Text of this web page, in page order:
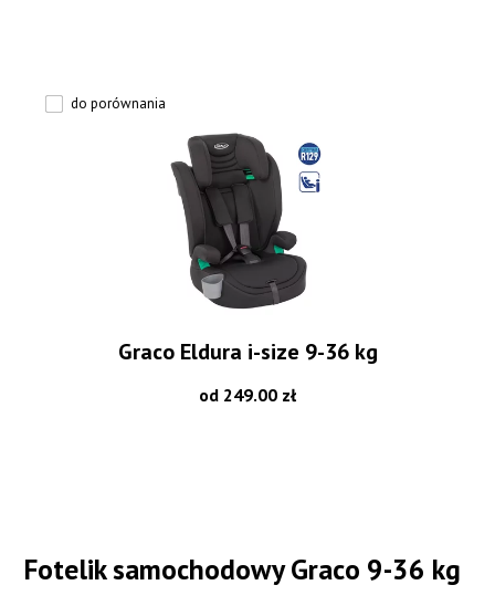
do porównania
Graco Eldura i-size 9-36 kg
od 249.00 zł
Fotelik samochodowy Graco 9-36 kg